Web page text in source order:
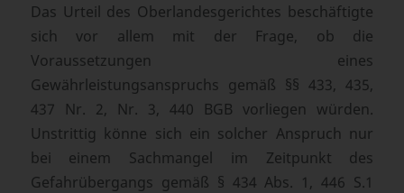
Das Urteil des Oberlandesgerichtes beschäftigte
sich vor allem mit der Frage, ob die
Voraussetzungen eines
Gewährleistungsanspruchs gemäß §§ 433, 435,
437 Nr. 2, Nr. 3, 440 BGB vorliegen würden.
Unstrittig könne sich ein solcher Anspruch nur
bei einem Sachmangel im Zeitpunkt des
Gefahrübergangs gemäß § 434 Abs. 1, 446 S.1